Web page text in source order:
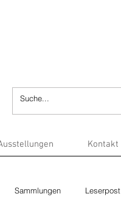
Kontakt
Sammlungen Leserpost